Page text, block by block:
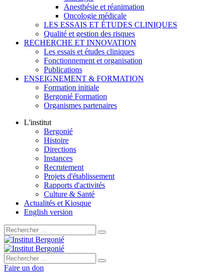
Anesthésie et réanimation
Oncologie médicale
LES ESSAIS ET ÉTUDES CLINIQUES
Qualité et gestion des risques
RECHERCHE ET INNOVATION
Les essais et études cliniques
Fonctionnement et organisation
Publications
ENSEIGNEMENT & FORMATION
Formation initiale
Bergonié Formation
Organismes partenaires
L'institut
Bergonié
Histoire
Directions
Instances
Recrutement
Projets d'établissement
Rapports d'activités
Culture & Santé
Actualités et Kiosque
English version
Rechercher :
Rechercher :
Faire un don